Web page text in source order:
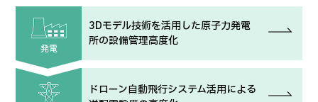
発電
3Dモデル技術を活用した原子力発電
所の設備管理高度化
ドローン自動飛行システム活用による